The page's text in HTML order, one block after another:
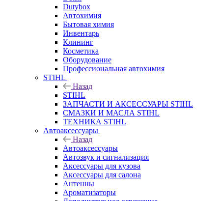
Dutybox
Автохимия
Бытовая химия
Инвентарь
Клининг
Косметика
Оборудование
Профессиональная автохимия
STIHL
Назад
STIHL
ЗАПЧАСТИ И АКСЕССУАРЫ STIHL
СМАЗКИ И МАСЛА STIHL
ТЕХНИКА STIHL
Автоаксессуары
Назад
Автоаксессуары
Автозвук и сигнализация
Аксессуары для кузова
Аксессуары для салона
Антенны
Ароматизаторы